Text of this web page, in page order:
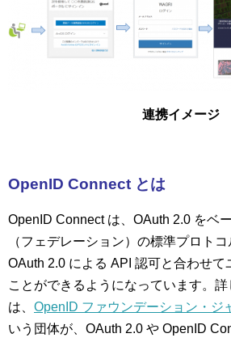
連携イメージ
OpenID Connect とは
OpenID Connect は、OAuth 2.0 をベ
（フェデレーション）の標準プロトコ
OAuth 2.0 による API 認可と合わせて
ことができるようになっています。
は、 OpenID ファウンデーション・ジ
いう団体が、OAuth 2.0 や OpenID